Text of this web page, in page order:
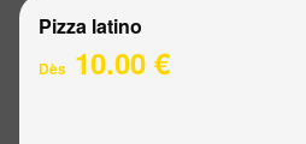
Pizza latino
Dès 10.00 €